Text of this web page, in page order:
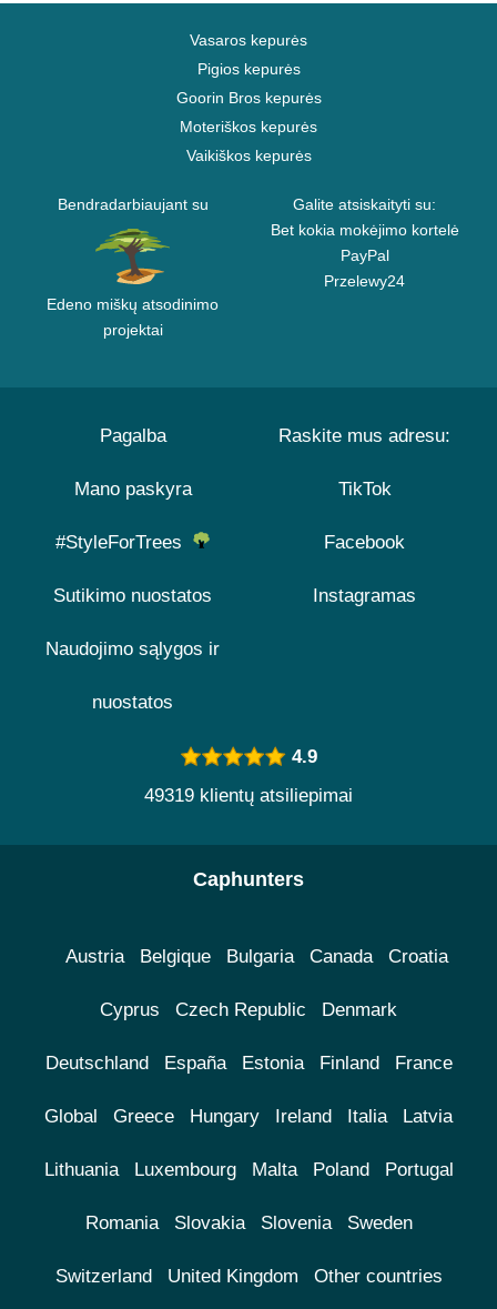
Vasaros kepurės
Pigios kepurės
Goorin Bros kepurės
Moteriškos kepurės
Vaikiškos kepurės
Bendradarbiaujant su
Edeno miškų atsodinimo
projektai
Galite atsiskaityti su:
Bet kokia mokėjimo kortelė
PayPal
Przelewy24
Pagalba
Mano paskyra
#StyleForTrees
Sutikimo nuostatos
Naudojimo sąlygos ir
nuostatos
Raskite mus adresu:
TikTok
Facebook
Instagramas
4.9
49319 klientų atsiliepimai
Caphunters
Austria Belgique Bulgaria Canada Croatia
Cyprus Czech Republic Denmark
Deutschland España Estonia Finland France
Global Greece Hungary Ireland Italia Latvia
Lithuania Luxembourg Malta Poland Portugal
Romania Slovakia Slovenia Sweden
Switzerland United Kingdom Other countries